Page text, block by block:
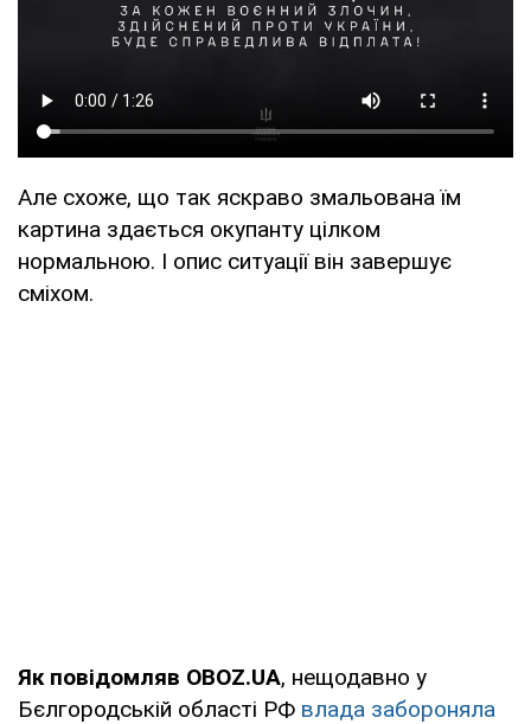
Але схоже, що так яскраво змальована їм
картина здається окупанту цілком
нормальною. І опис ситуації він завершує
сміхом.
Як повідомляв OBOZ.UA, нещодавно у
Бєлгородській області РФ влада забороняла